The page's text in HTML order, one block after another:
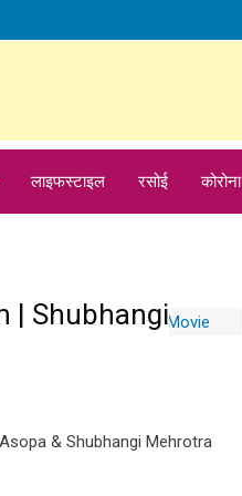
लाइफस्टाइल रसोई कोरोना
| Shubhangi
& Shubhangi Mehrotra